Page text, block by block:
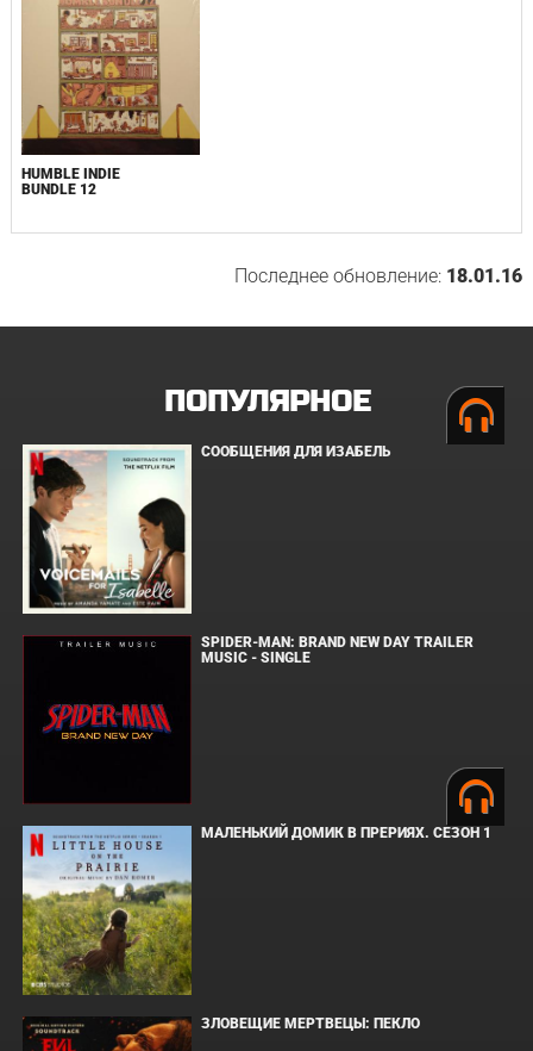
HUMBLE INDIE
BUNDLE 12
Последнее обновление: 18.01.16
ПОПУЛЯРНОЕ
СООБЩЕНИЯ ДЛЯ ИЗАБЕЛЬ
SPIDER-MAN: BRAND NEW DAY TRAILER
MUSIC - SINGLE
МАЛЕНЬКИЙ ДОМИК В ПРЕРИЯХ. СЕЗОН 1
ЗЛОВЕЩИЕ МЕРТВЕЦЫ: ПЕКЛО